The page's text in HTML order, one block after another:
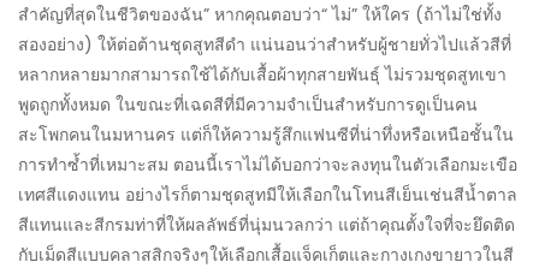
สำคัญที่สุดในชีวิตของฉัน” หากคุณตอบว่า“ ไม่” ให้ใคร (ถ้าไม่ใช่ทั้ง
สองอย่าง) ให้ต่อต้านชุดสูทสีดำ แน่นอนว่าสำหรับผู้ชายทั่วไปแล้วสีที่
หลากหลายมากสามารถใช้ได้กับเสื้อผ้าทุกสายพันธุ์ ไม่รวมชุดสูทเขา
พูดถูกทั้งหมด ในขณะที่เฉดสีที่มีความจำเป็นสำหรับการดูเป็นคน
สะโพกคนในมหานคร แต่ก็ให้ความรู้สึกแฟนซีที่น่าทึ่งหรือเหนือชั้นใน
การทำซ้ำที่เหมาะสม ตอนนี้เราไม่ได้บอกว่าจะลงทุนในตัวเลือกมะเขือ
เทศสีแดงแทน อย่างไรก็ตามชุดสูทมีให้เลือกในโทนสีเย็นเช่นสีน้ำตาล
สีแทนและสีกรมท่าที่ให้ผลลัพธ์ที่นุ่มนวลกว่า แต่ถ้าคุณตั้งใจที่จะยึดติด
กับเม็ดสีแบบคลาสสิกจริงๆให้เลือกเสื้อแจ็คเก็ตและกางเกงขายาวในสี